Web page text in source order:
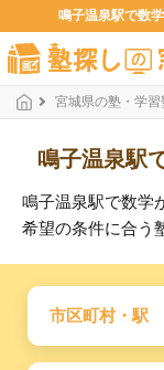
鳴子温泉駅で数
宮城県の塾・学習
鳴子温泉駅
鳴子温泉駅で数学
希望の条件に合う
市区町村・駅